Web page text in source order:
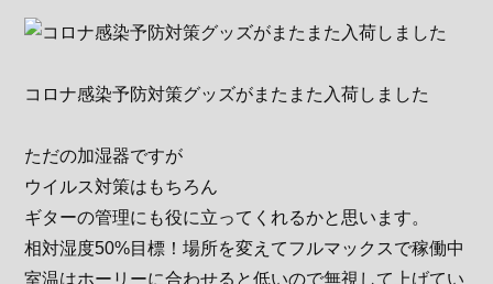
コロナ感染予防対策グッズがまたまた入荷しました
ただの加湿器ですが
ウイルス対策はもちろん
ギターの管理にも役に立ってくれるかと思います。
相対湿度50%目標！場所を変えてフルマックスで稼働中
室温はホーリーに合わせると低いので無視して上げてい